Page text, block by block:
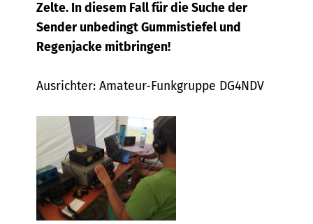
Zelte. In diesem Fall für die Suche der
Sender unbedingt Gummistiefel und
Regenjacke mitbringen!
Ausrichter: Amateur-Funkgruppe DG4NDV